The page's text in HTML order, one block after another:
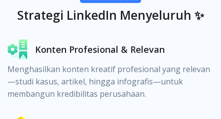
Strategi LinkedIn Menyeluruh ✨
Konten Profesional & Relevan
Menghasilkan konten kreatif profesional yang relevan
—studi kasus, artikel, hingga infografis—untuk
membangun kredibilitas perusahaan.